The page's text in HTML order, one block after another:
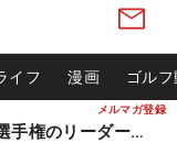
メルマガ登録
イフ 漫画 ゴル
松山英樹ら出場 ウィンダム選手権のリーダーボード